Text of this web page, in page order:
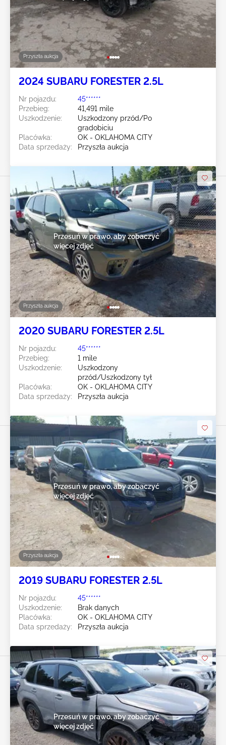
Przyszła aukcja
2024 SUBARU FORESTER 2.5L
Nr pojazdu:
45******
Przebieg:
41,491 mile
Uszkodzenie:
Uszkodzony przód/Po
gradobiciu
Placówka:
OK - OKLAHOMA CITY
Data sprzedaży:
Przyszła aukcja
Przyszła aukcja
Przesuń w prawo, aby zobaczyć
więcej zdjęć
2020 SUBARU FORESTER 2.5L
Nr pojazdu:
45******
Przebieg:
1 mile
Uszkodzenie:
Uszkodzony
przód/Uszkodzony tył
Placówka:
OK - OKLAHOMA CITY
Data sprzedaży:
Przyszła aukcja
Przyszła aukcja
Przesuń w prawo, aby zobaczyć
więcej zdjęć
2019 SUBARU FORESTER 2.5L
Nr pojazdu:
45******
Uszkodzenie:
Brak danych
Placówka:
OK - OKLAHOMA CITY
Data sprzedaży:
Przyszła aukcja
Przesuń w prawo, aby zobaczyć
więcej zdjęć